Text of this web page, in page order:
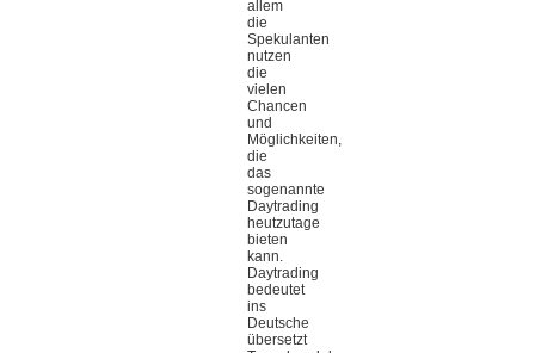
allem
die
Spekulanten
nutzen
die
vielen
Chancen
und
Möglichkeiten,
die
das
sogenannte
Daytrading
heutzutage
bieten
kann.
Daytrading
bedeutet
ins
Deutsche
übersetzt